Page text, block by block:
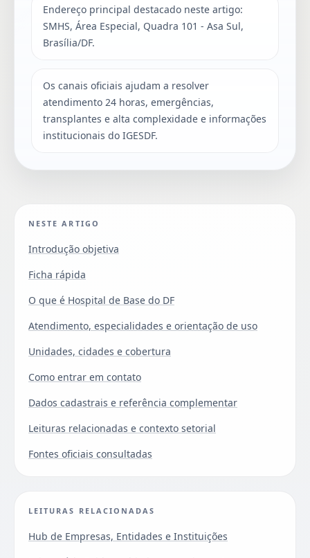
Endereço principal destacado neste artigo:
SMHS, Área Especial, Quadra 101 - Asa Sul,
Brasília/DF.
Os canais oficiais ajudam a resolver
atendimento 24 horas, emergências,
transplantes e alta complexidade e informações
institucionais do IGESDF.
NESTE ARTIGO
Introdução objetiva
Ficha rápida
O que é Hospital de Base do DF
Atendimento, especialidades e orientação de uso
Unidades, cidades e cobertura
Como entrar em contato
Dados cadastrais e referência complementar
Leituras relacionadas e contexto setorial
Fontes oficiais consultadas
LEITURAS RELACIONADAS
Hub de Empresas, Entidades e Instituições